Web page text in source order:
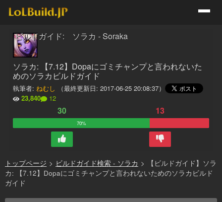
ビルドガイド: ソラカ - Soraka
ソラカ: 【7.12】Dopaにゴミチャンプと言われないた
めのソラカビルドガイド
執筆者: ねむし （最終更新日: 2017-06-25 20:08:37）
23,840
12
30 13
70%
トップページ > ビルドガイド検索 - ソラカ >
【ビルドガイド】ソラ
カ: 【7.12】Dopaにゴミチャンプと言われないためのソラカビルド
ガイド